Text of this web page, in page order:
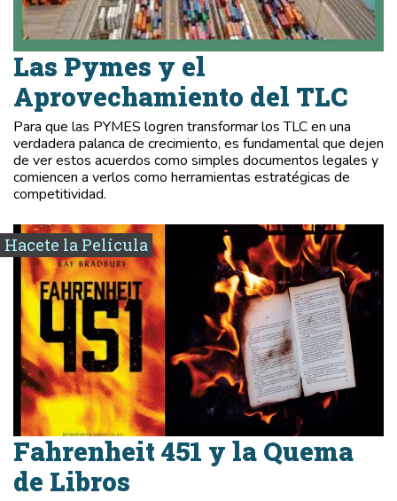
Las Pymes y el
Aprovechamiento del TLC
Para que las PYMES logren transformar los TLC en una
verdadera palanca de crecimiento, es fundamental que dejen
de ver estos acuerdos como simples documentos legales y
comiencen a verlos como herramientas estratégicas de
competitividad.
Hacete la Película
Fahrenheit 451 y la Quema
de Libros